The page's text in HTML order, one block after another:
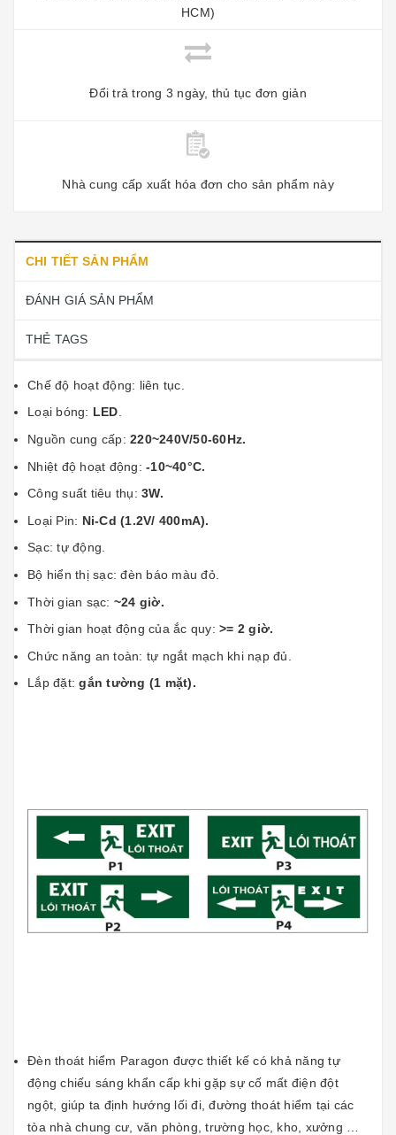
HCM)
Đổi trả trong 3 ngày, thủ tục đơn giản
Nhà cung cấp xuất hóa đơn cho sản phẩm này
CHI TIẾT SẢN PHẨM
ĐÁNH GIÁ SẢN PHẨM
THẺ TAGS
Chế độ hoạt động: liên tục.
Loại bóng: LED.
Nguồn cung cấp: 220~240V/50-60Hz.
Nhiệt độ hoạt động: -10~40°C.
Công suất tiêu thụ: 3W.
Loại Pin: Ni-Cd (1.2V/ 400mA).
Sạc: tự động.
Bộ hiển thị sạc: đèn báo màu đỏ.
Thời gian sạc: ~24 giờ.
Thời gian hoạt động của ắc quy: >= 2 giờ.
Chức năng an toàn: tự ngắt mạch khi nạp đủ.
Lắp đặt:gắn tường (1 mặt).
Đèn thoát hiểm Paragon được thiết kế có khả năng tự
động chiếu sáng khẩn cấp khi gặp sự cố mất điện đột
ngột, giúp ta định hướng lối đi, đường thoát hiểm tại các
tòa nhà chung cư, văn phòng, trường học, kho, xưởng …